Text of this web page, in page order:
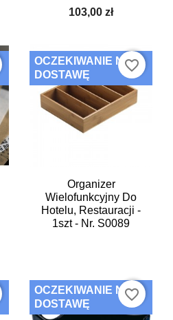
103,00 zł
Organizer
Wielofunkcyjny Do
Hotelu, Restauracji -
1szt - Nr. S0089
OCZEKIWANIE NA
DOSTAWĘ
favorite_border
OCZEKIWANIE NA
DOSTAWĘ
favorite_border